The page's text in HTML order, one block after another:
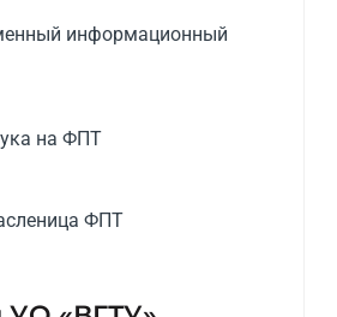
информационный
на ФПТ
ФПТ